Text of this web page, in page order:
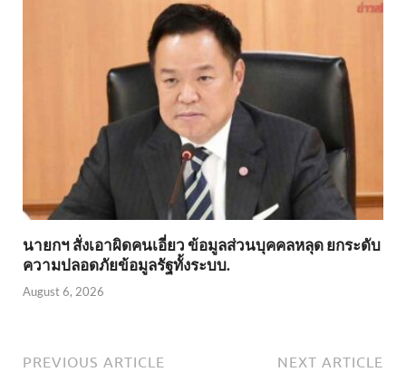
นายกฯ สั่งเอาผิดคนเอี่ยว ข้อมูลส่วนบุคคลหลุด ยกระดับ
ความปลอดภัยข้อมูลรัฐทั้งระบบ.
August 6, 2026
PREVIOUS ARTICLE NEXT ARTICLE